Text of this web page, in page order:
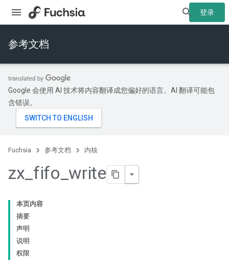
登录
参考文档
Google 会使用 AI 技术将内容翻译成您偏好的语言。AI 翻译可能包
含错误。
Fuchsia 参考文档 内核
zx_fifo_write
本页内容
摘要
声明
说明
权限